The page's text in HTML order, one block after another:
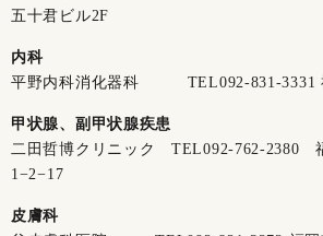
五十君ビル2F
内科
平野内科消化器科 TEL092-831-3331
甲状腺、副甲状腺疾患
二田哲博クリニック TEL092-762-2380
1−2−17
皮膚科